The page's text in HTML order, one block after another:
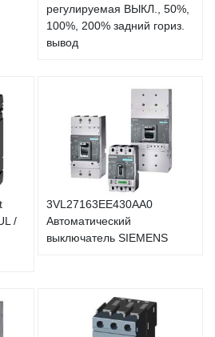
регулируемая ВЫКЛ., 50%,
100%, 200% задний гориз.
вывод
/
3VL27163EE430AA0
Автоматический
выключатель SIEMENS